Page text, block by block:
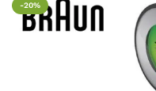
-20%